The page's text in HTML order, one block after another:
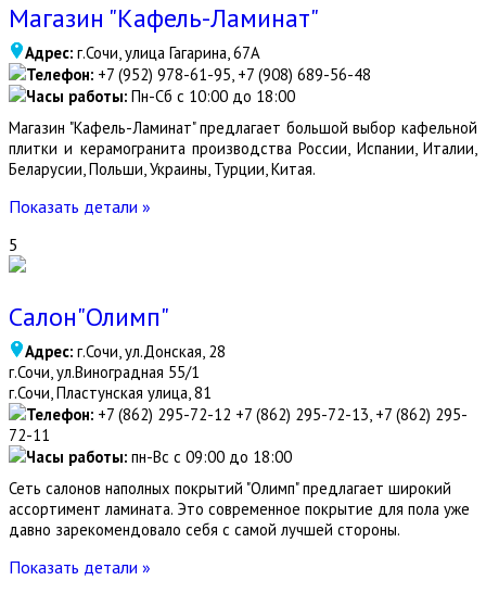
Магазин "Кафель-Ламинат"
Адрес: г.Сочи, улица Гагарина, 67А
Телефон: +7 (952) 978-61-95, +7 (908) 689-56-48
Часы работы: Пн-Сб с 10:00 до 18:00
Магазин "Кафель-Ламинат" предлагает большой выбор кафельной
плитки и керамогранита производства России, Испании, Италии,
Беларусии, Польши, Украины, Турции, Китая.
Показать детали »
5
Салон"Олимп"
Адрес: г.Сочи, ул.Донская, 28
г.Сочи, ул.Виноградная 55/1
г.Сочи, Пластунская улица, 81
Телефон: +7 (862) 295-72-12 +7 (862) 295-72-13, +7 (862) 295-
72-11
Часы работы: пн-Вс с 09:00 до 18:00
Сеть салонов наполных покрытий "Олимп" предлагает широкий
ассортимент ламината. Это современное покрытие для пола уже
давно зарекомендовало себя с самой лучшей стороны.
Показать детали »